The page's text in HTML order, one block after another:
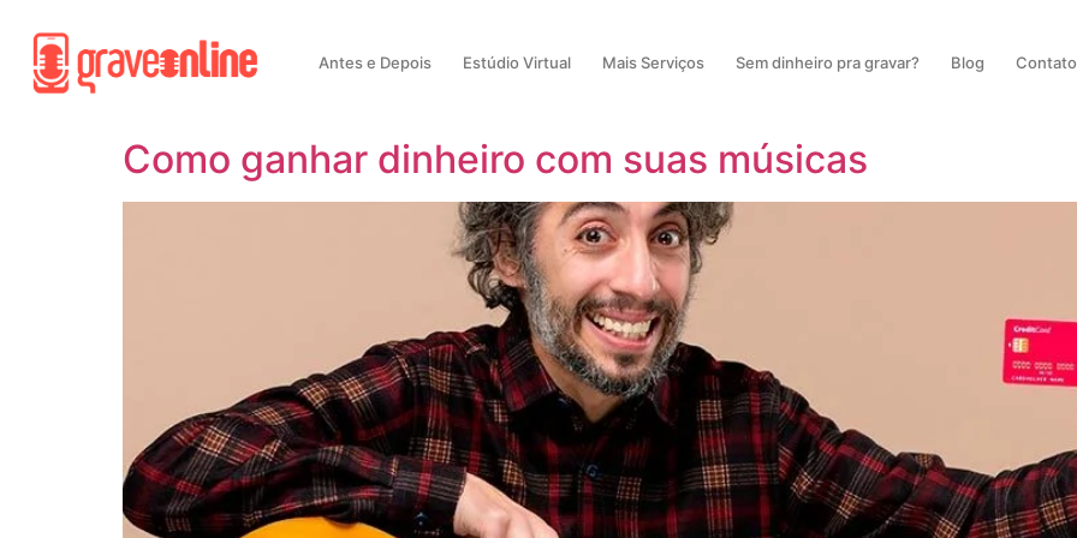
Antes e Depois Estúdio Virtual Mais Serviços Sem dinheiro pra gravar? Blog Contato
Como ganhar dinheiro com suas músicas